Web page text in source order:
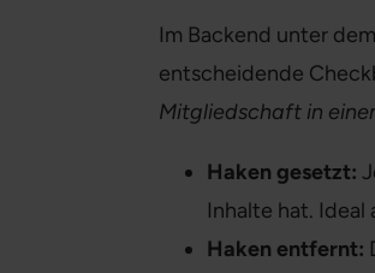
Im Backend unter
entscheidende
Mitgliedschaft in
Haken gesetzt:
Inhalte hat. Ideal
Haken entfernt: